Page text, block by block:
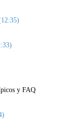
y FAQ